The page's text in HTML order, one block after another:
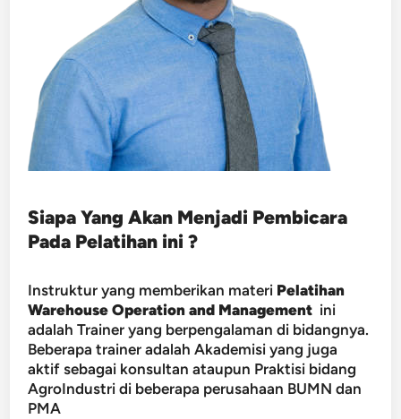
Siapa Yang Akan Menjadi Pembicara
Pada Pelatihan ini ?
Instruktur yang memberikan materi Pelatihan
Warehouse Operation and Management ini
adalah Trainer yang berpengalaman di bidangnya.
Beberapa trainer adalah Akademisi yang juga
aktif sebagai konsultan ataupun Praktisi bidang
AgroIndustri di beberapa perusahaan BUMN dan
PMA